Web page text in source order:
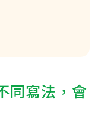
同寫法，會